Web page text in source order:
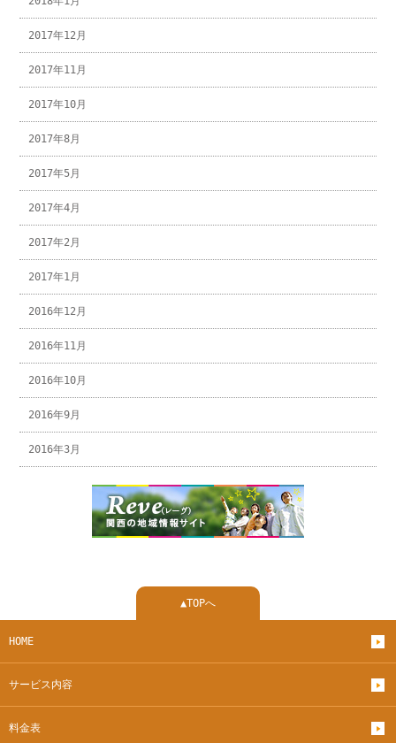
2017年12月
2017年11月
2017年10月
2017年8月
2017年5月
2017年4月
2017年2月
2017年1月
2016年12月
2016年11月
2016年10月
2016年9月
2016年3月
▲TOPへ
HOME
サービス内容
料金表